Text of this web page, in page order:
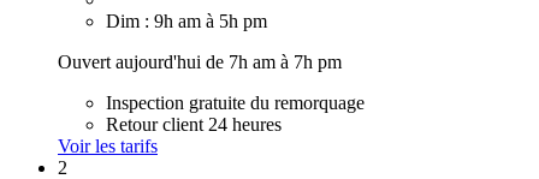
Dim : 9h am à 5h pm
Ouvert aujourd'hui de 7h am à 7h pm
Inspection gratuite du remorquage
Retour client 24 heures
Voir les tarifs
2